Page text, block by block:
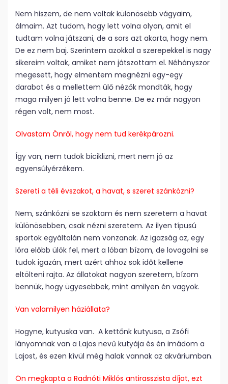
Nem hiszem, de nem voltak különösebb vágyaim,
álmaim. Azt tudom, hogy lett volna olyan, amit el
tudtam volna játszani, de a sors azt akarta, hogy nem.
De ez nem baj. Szerintem azokkal a szerepekkel is nagy
sikereim voltak, amiket nem játszottam el. Néhányszor
megesett, hogy elmentem megnézni egy-egy
darabot és a mellettem ülő nézők mondták, hogy
maga milyen jó lett volna benne. De ez már nagyon
régen volt, nem most.
Olvastam Önről, hogy nem tud kerékpározni.
Így van, nem tudok biciklizni, mert nem jó az
egyensúlyérzékem.
Szereti a téli évszakot, a havat, s szeret szánkózni?
Nem, szánkózni se szoktam és nem szeretem a havat
különösebben, csak nézni szeretem. Az ilyen típusú
sportok egyáltalán nem vonzanak. Az igazság az, egy
lóra előbb ülök fel, mert a lóban bízom, de lovagolni se
tudok igazán, mert azért ahhoz sok időt kellene
eltölteni rajta. Az állatokat nagyon szeretem, bízom
bennük, hogy ügyesebbek, mint amilyen én vagyok.
Van valamilyen háziállata?
Hogyne, kutyuska van. A kettőnk kutyusa, a Zsófi
lányomnak van a Lajos nevű kutyája és én imádom a
Lajost, és ezen kívül még halak vannak az akváriumban.
Ön megkapta a Radnóti Miklós antirasszista díjat, ezt